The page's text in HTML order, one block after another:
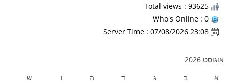
אוגוסט 2026
א
ב ג ד ה ו ש